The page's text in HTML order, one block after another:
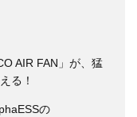
AIR FAN」が、猛
る！
の